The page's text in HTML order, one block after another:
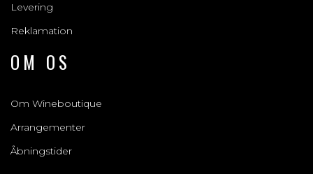
Levering
Reklamation
OM OS
Om Wineboutique
Arrangementer
Åbningstider